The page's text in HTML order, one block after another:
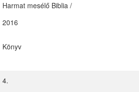
Harmat mesélő Biblia /
2016
Könyv
4.